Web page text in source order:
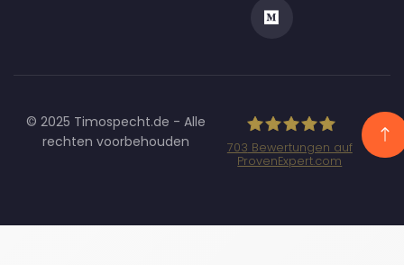
© 2025 Timospecht.de - Alle
rechten voorbehouden
Marketing GmbH
703 Bewertungen auf
ProvenExpert.com